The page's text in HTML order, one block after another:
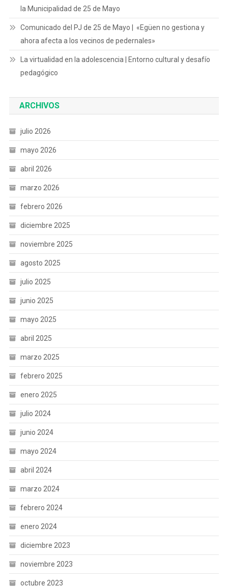
la Municipalidad de 25 de Mayo
Comunicado del PJ de 25 de Mayo | «Egüen no gestiona y
ahora afecta a los vecinos de pedernales»
La virtualidad en la adolescencia | Entorno cultural y desafío
pedagógico
ARCHIVOS
julio 2026
mayo 2026
abril 2026
marzo 2026
febrero 2026
diciembre 2025
noviembre 2025
agosto 2025
julio 2025
junio 2025
mayo 2025
abril 2025
marzo 2025
febrero 2025
enero 2025
julio 2024
junio 2024
mayo 2024
abril 2024
marzo 2024
febrero 2024
enero 2024
diciembre 2023
noviembre 2023
octubre 2023